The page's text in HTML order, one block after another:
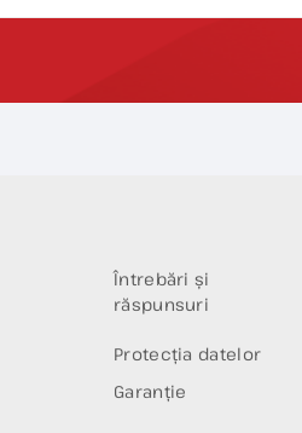
Întrebări și
răspunsuri
Protecția datelor
Garanție